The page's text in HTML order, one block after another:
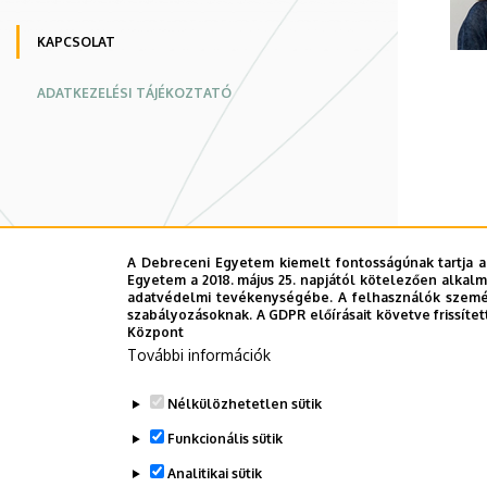
weboldal
KAPCSOLAT
ADATKEZELÉSI TÁJÉKOZTATÓ
A Debreceni Egyetem kiemelt fontosságúnak
Egyetem a 2018. május 25. napjától kötelezően
adatvédelmi tevékenységébe. A felhasználók
szabályozásoknak. A GDPR előírásait követve
Központ
További információk
Nélkülözhetetlen sütik
Funkcionális sütik
Analitikai sütik